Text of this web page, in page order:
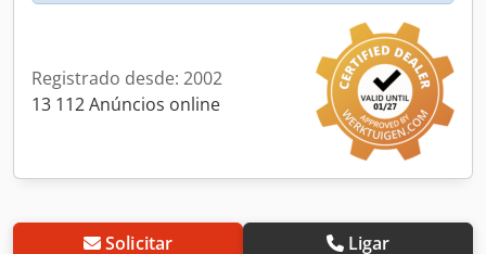
Registrado desde: 2002
13 112 Anúncios online
Solicitar Ligar